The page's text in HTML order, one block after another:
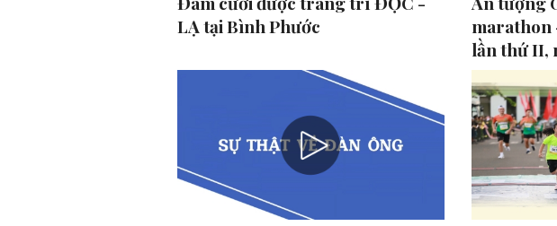
LẠ tại Bình Phước
lần thứ II,